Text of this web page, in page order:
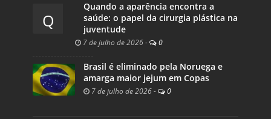
Q
Quando a aparência encontra a
saúde: o papel da cirurgia plástica na
juventude
7 de julho de 2026 - 0
Brasil é eliminado pela Noruega e
amarga maior jejum em Copas
7 de julho de 2026 - 0